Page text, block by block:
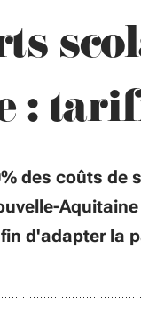
:
des coûts de
d'adapter la